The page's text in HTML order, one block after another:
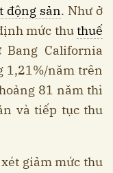
động sản. Như ở
mức thuthuế
California
1,21%/năm trên
81 năm thì
và tiếp tục thu
giảm mức thu